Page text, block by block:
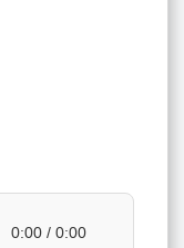
0:00 / 0:00